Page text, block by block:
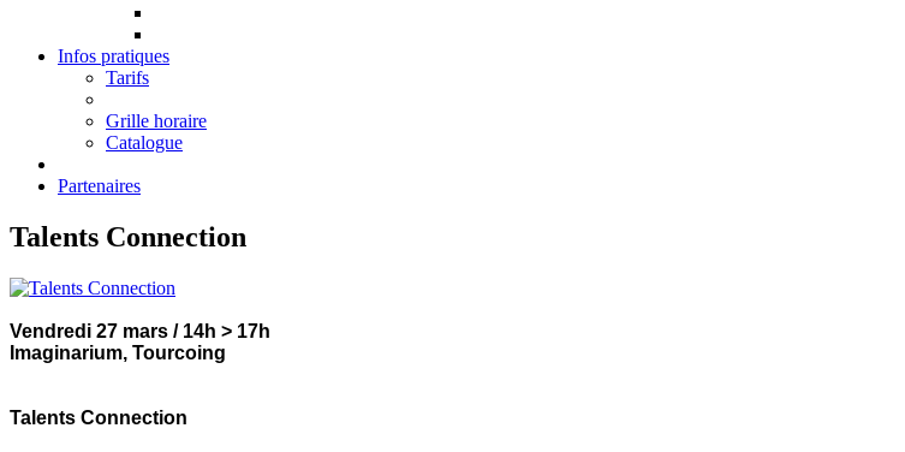
Infos pratiques
Tarifs
Grille horaire
Catalogue
Partenaires
Talents Connection
Vendredi 27 mars / 14h > 17h
Imaginarium, Tourcoing
Talents Connection